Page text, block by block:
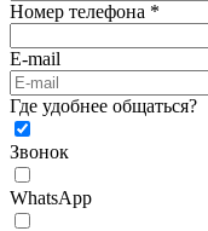
Номер телефона *
E-mail
Где удобнее общаться?
Звонок
WhatsApp